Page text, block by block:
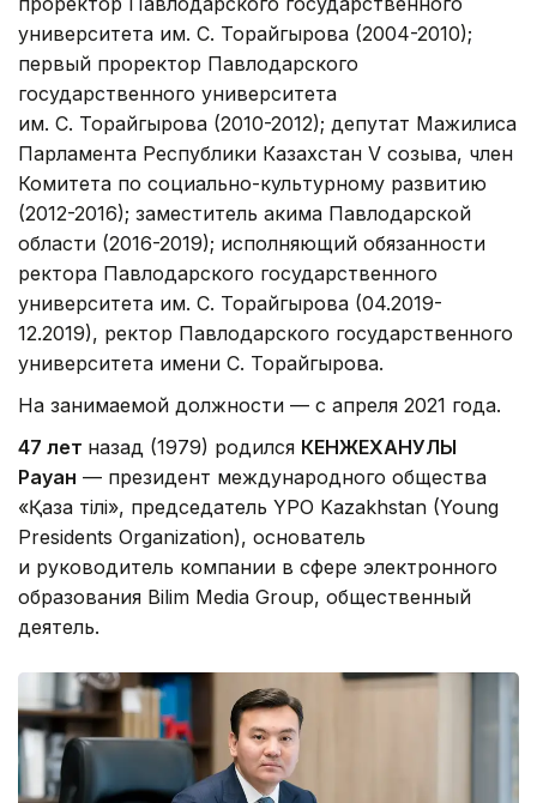
университета им. С. Торайгырова (2004-2010);
первый проректор Павлодарского
государственного университета
им. С. Торайгырова (2010-2012); депутат Мажилиса
Парламента Республики Казахстан V созыва, член
Комитета по социально-культурному развитию
(2012-2016); заместитель акима Павлодарской
области (2016-2019); исполняющий обязанности
ректора Павлодарского государственного
университета им. С. Торайгырова (04.2019-
12.2019), ректор Павлодарского государственного
университета имени С. Торайгырова.
На занимаемой должности — с апреля 2021 года.
47 лет назад (1979) родился КЕНЖЕХАНУЛЫ
Рауан — президент международного общества
«Қазақ тілі», председатель YPO Kazakhstan (Young
Presidents Organization), основатель
и руководитель компании в сфере электронного
образования Bilim Media Group, общественный
деятель.